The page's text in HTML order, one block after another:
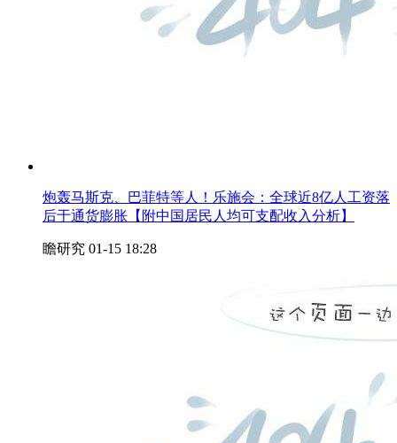
炮轰马斯克、巴菲特等人！乐施会：全球近8亿人工资落
后于通货膨胀【附中国居民人均可支配收入分析】
瞻研究 01-15 18:28